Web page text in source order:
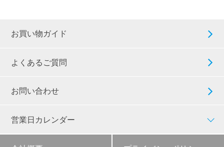
お買い物ガイド
よくあるご質問
お問い合わせ
営業日カレンダー